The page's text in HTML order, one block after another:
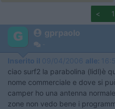
< 1
gprpaolo
Inserito il 09/04/2006 alle:
ciao surf2 la parabolina (lidl)è
nome commerciale e dove si
camper ho una antenna
zone non vedo bene i